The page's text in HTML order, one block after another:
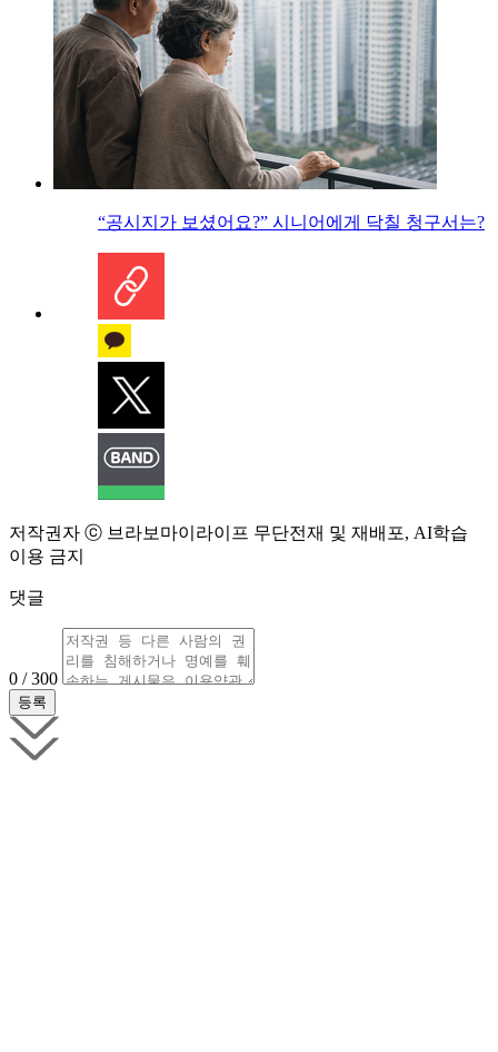
“공시지가 보셨어요?” 시니어에게 닥칠 청구서는?
저작권자 ⓒ 브라보마이라이프 무단전재 및 재배포, AI학습
이용 금지
댓글
0 / 300